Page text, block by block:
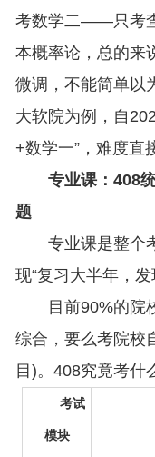
考数学二——只考
本概率论，总的来
微调，不能简单以
大软院为例，自
+数学一”，难度直
专业课：408
题
专业课是整个
现“复习大半年，发
目前90%的院
综合，要么考院校
目)。408究竟考什
考试
模块